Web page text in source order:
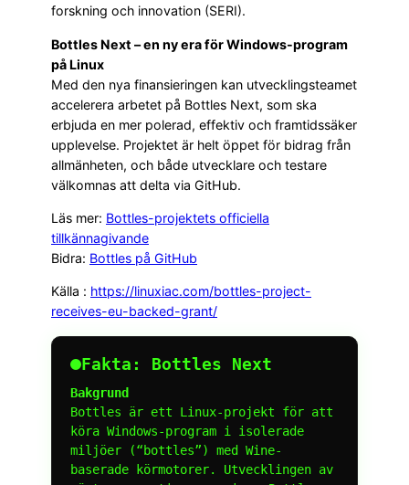
forskning och innovation (SERI).
Bottles Next – en ny era för Windows-program
på Linux
Med den nya finansieringen kan utvecklingsteamet
accelerera arbetet på Bottles Next, som ska
erbjuda en mer polerad, effektiv och framtidssäker
upplevelse. Projektet är helt öppet för bidrag från
allmänheten, och både utvecklare och testare
välkomnas att delta via GitHub.
Läs mer: Bottles-projektets officiella
tillkännagivande
Bidra: Bottles på GitHub
Källa : https://linuxiac.com/bottles-project-
receives-eu-backed-grant/
Fakta: Bottles Next
Bakgrund
Bottles är ett Linux-projekt för att
köra Windows-program i isolerade
miljöer (“bottles”) med Wine-
baserade körmotorer. Utvecklingen av